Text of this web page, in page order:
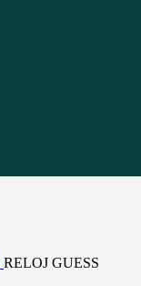
RELOJ GUESS